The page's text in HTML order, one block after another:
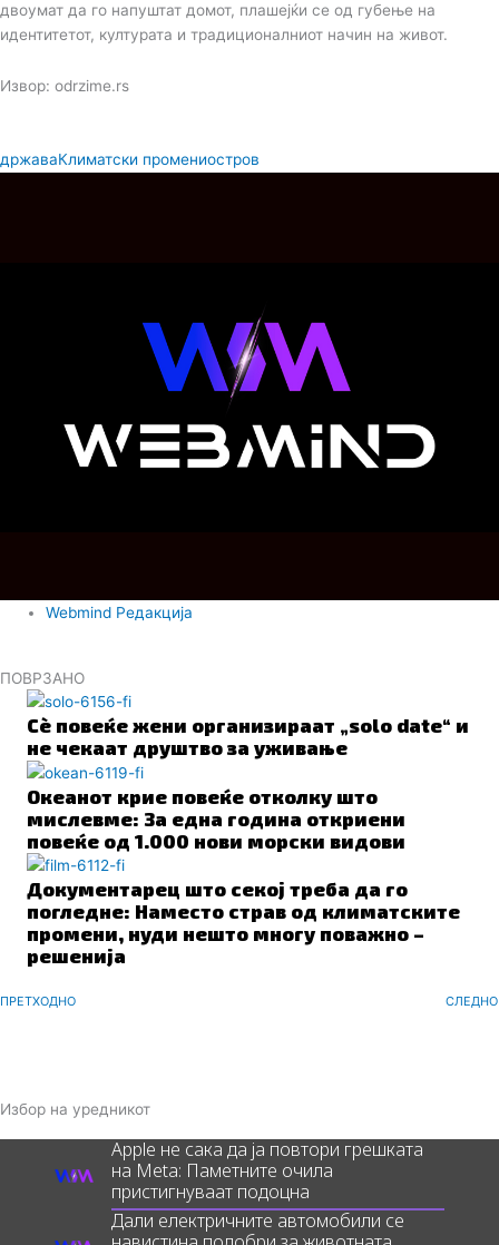
двоумат да го напуштат домот, плашејќи се од губење на
идентитетот, културата и традиционалниот начин на живот.
Извор: odrzime.rs
државаКлиматски промениостров
Webmind Редакција
ПОВРЗАНО
Сè повеќе жени организираат „solo date“ и
не чекаат друштво за уживање
Океанот крие повеќе отколку што
мислевме: За една година откриени
повеќе од 1.000 нови морски видови
Документарец што секој треба да го
погледне: Наместо страв од климатските
промени, нуди нешто многу поважно –
решенија
Prev
ПРЕТХОДНО СЛЕДНО
Избор на уредникот
Apple не сака да ја повтори грешката
на Meta: Паметните очила
пристигнуваат подоцна
Дали електричните автомобили се